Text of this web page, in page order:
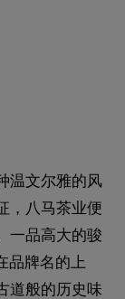
温文尔雅的风
，八马茶业便
一品高大的骏
品牌名的上
道般的历史味